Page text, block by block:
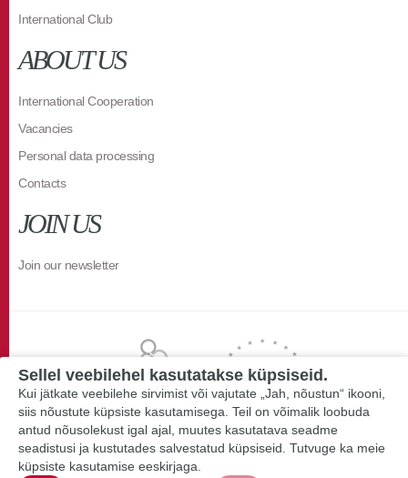
International Club
ABOUT US
International Cooperation
Vacancies
Personal data processing
Contacts
JOIN US
Join our newsletter
Sellel veebilehel kasutatakse küpsiseid.
Kui jätkate veebilehe sirvimist või vajutate „Jah, nõustun“ ikooni,
siis nõustute küpsiste kasutamisega. Teil on võimalik loobuda
antud nõusolekust igal ajal, muutes kasutatava seadme
seadistusi ja kustutades salvestatud küpsiseid. Tutvuge ka meie
küpsiste kasutamise eeskirjaga.